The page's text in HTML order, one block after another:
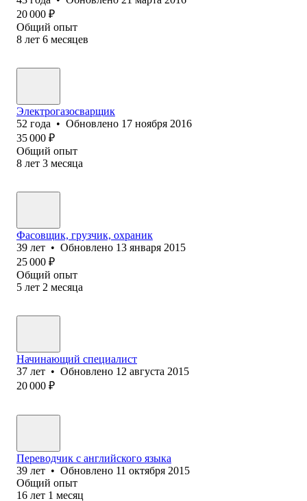
20 000 ₽
Общий опыт
8 лет 6 месяцев
Электрогазосварщик
52 года • Обновлено 17 ноября 2016
35 000 ₽
Общий опыт
8 лет 3 месяца
Фасовщик, грузчик, охраник
39 лет • Обновлено 13 января 2015
25 000 ₽
Общий опыт
5 лет 2 месяца
Начинающий специалист
37 лет • Обновлено 12 августа 2015
20 000 ₽
Переводчик с английского языка
39 лет • Обновлено 11 октября 2015
Общий опыт
16 лет 1 месяц